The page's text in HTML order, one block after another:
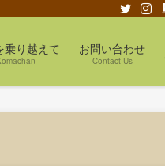
乗り越えて お問い合わせ
Contact Us